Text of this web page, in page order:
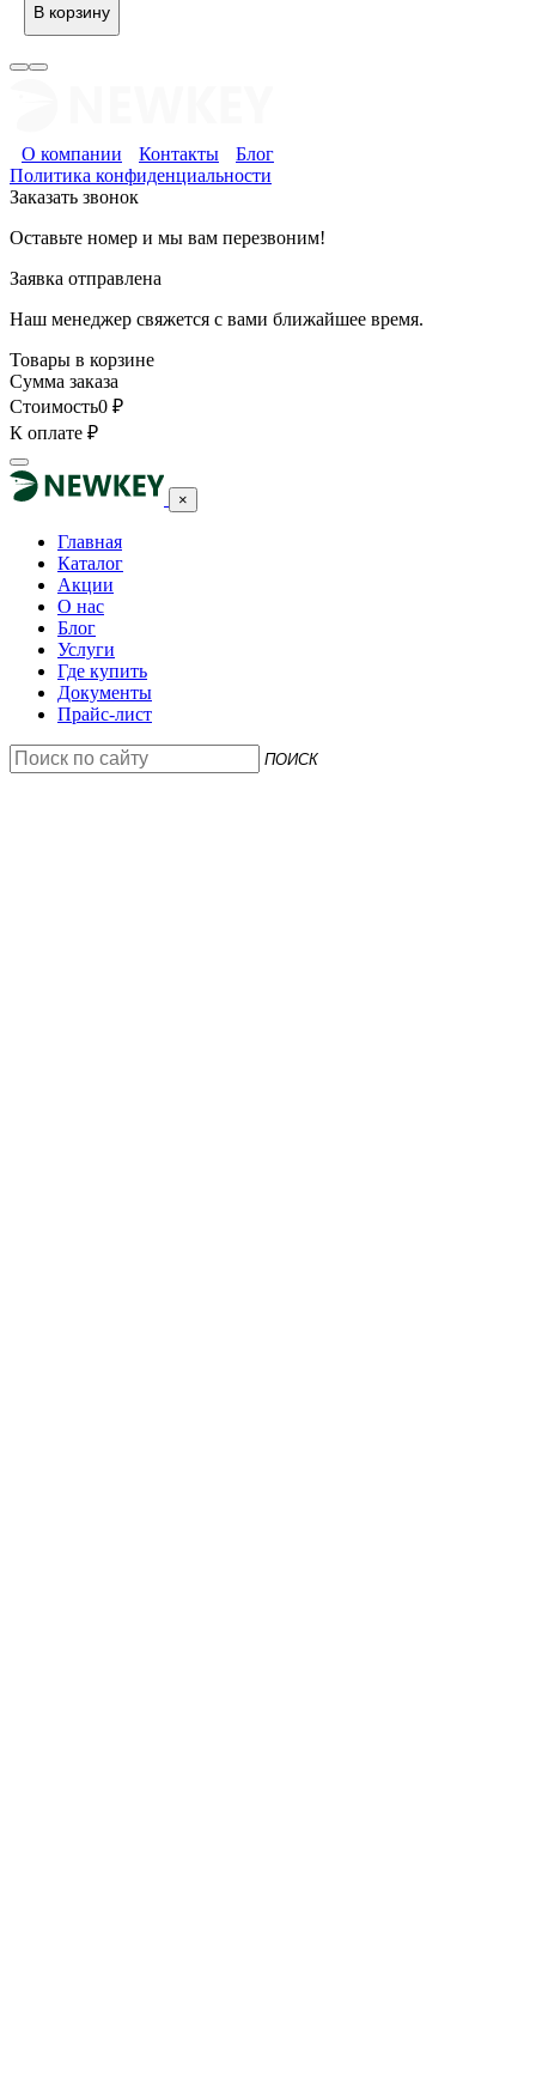
В корзину
О компании Контакты
Блог
Политика конфиденциальности
Заказать звонок
Оставьте номер и мы вам перезвоним!
Заявка отправлена
Наш менеджер свяжется с вами ближайшее время.
Товары в корзине
Сумма заказа
Стоимость0 ₽
К оплате ₽
×
Главная
Каталог
Акции
О нас
Блог
Услуги
Где купить
Документы
Прайс-лист
ПОИСК